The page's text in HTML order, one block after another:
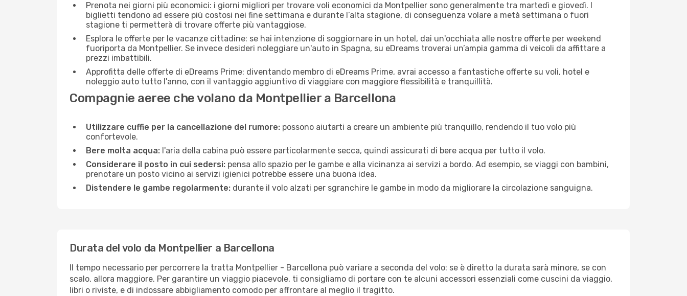
Prenota nei giorni più economici: i giorni migliori per trovare voli economici da Montpellier sono generalmente tra martedì e giovedì. I
biglietti tendono ad essere più costosi nei fine settimana e durante l’alta stagione, di conseguenza volare a metà settimana o fuori
stagione ti permetterà di trovare offerte più vantaggiose.
Esplora le offerte per le vacanze cittadine: se hai intenzione di soggiornare in un hotel, dai un'occhiata alle nostre offerte per weekend
fuoriporta da Montpellier. Se invece desideri noleggiare un'auto in Spagna, su eDreams troverai un’ampia gamma di veicoli da affittare a
prezzi imbattibili.
Approfitta delle offerte di eDreams Prime: diventando membro di eDreams Prime, avrai accesso a fantastiche offerte su voli, hotel e
noleggio auto tutto l'anno, con il vantaggio aggiuntivo di viaggiare con maggiore flessibilità e tranquillità.
Compagnie aeree che volano da Montpellier a Barcellona
Utilizzare cuffie per la cancellazione del rumore: possono aiutarti a creare un ambiente più tranquillo, rendendo il tuo volo più
confortevole.
Bere molta acqua: l'aria della cabina può essere particolarmente secca, quindi assicurati di bere acqua per tutto il volo.
Considerare il posto in cui sedersi: pensa allo spazio per le gambe e alla vicinanza ai servizi a bordo. Ad esempio, se viaggi con bambini,
prenotare un posto vicino ai servizi igienici potrebbe essere una buona idea.
Distendere le gambe regolarmente: durante il volo alzati per sgranchire le gambe in modo da migliorare la circolazione sanguigna.
Durata del volo da Montpellier a Barcellona
Il tempo necessario per percorrere la tratta Montpellier - Barcellona può variare a seconda del volo: se è diretto la durata sarà minore, se con
scalo, allora maggiore. Per garantire un viaggio piacevole, ti consigliamo di portare con te alcuni accessori essenziali come cuscini da viaggio,
libri o riviste, e di indossare abbigliamento comodo per affrontare al meglio il tragitto.